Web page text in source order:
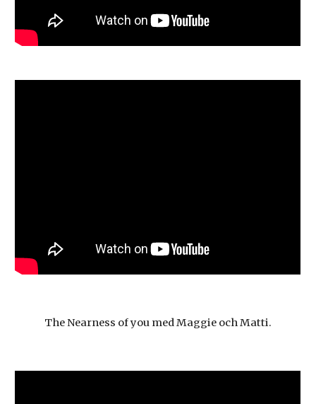
The Nearness of you med Maggie och Matti.